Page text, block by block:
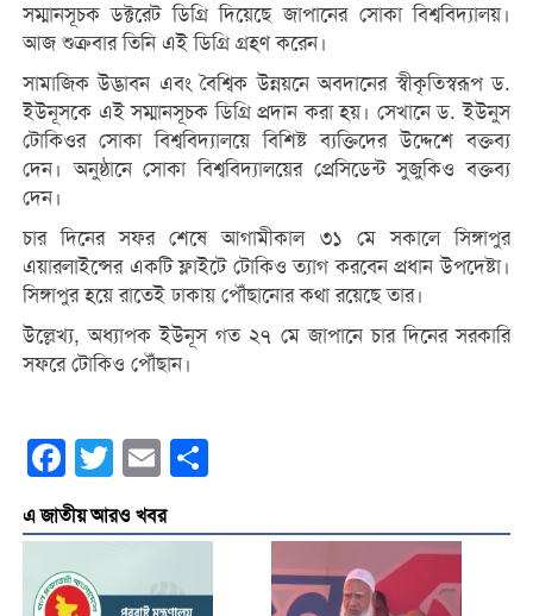
সম্মানসূচক ডক্টরেট ডিগ্রি দিয়েছে জাপানের সোকা বিশ্ববিদ্যালয়।
আজ শুক্রবার তিনি এই ডিগ্রি গ্রহণ করেন।
সামাজিক উদ্ভাবন এবং বৈশ্বিক উন্নয়নে অবদানের স্বীকৃতিস্বরূপ ড.
ইউনূসকে এই সম্মানসূচক ডিগ্রি প্রদান করা হয়। সেখানে ড. ইউনুস
টোকিওর সোকা বিশ্ববিদ্যালয়ে বিশিষ্ট ব্যক্তিদের উদ্দেশে বক্তব্য
দেন। অনুষ্ঠানে সোকা বিশ্ববিদ্যালয়ের প্রেসিডেন্ট সুজুকিও বক্তব্য
দেন।
চার দিনের সফর শেষে আগামীকাল ৩১ মে সকালে সিঙ্গাপুর
এয়ারলাইন্সের একটি ফ্লাইটে টোকিও ত্যাগ করবেন প্রধান উপদেষ্টা।
সিঙ্গাপুর হয়ে রাতেই ঢাকায় পৌঁছানোর কথা রয়েছে তার।
উল্লেখ্য, অধ্যাপক ইউনূস গত ২৭ মে জাপানে চার দিনের সরকারি
সফরে টোকিও পৌঁছান।
Facebook
Twitter Email
এ জাতীয় আরও খবর